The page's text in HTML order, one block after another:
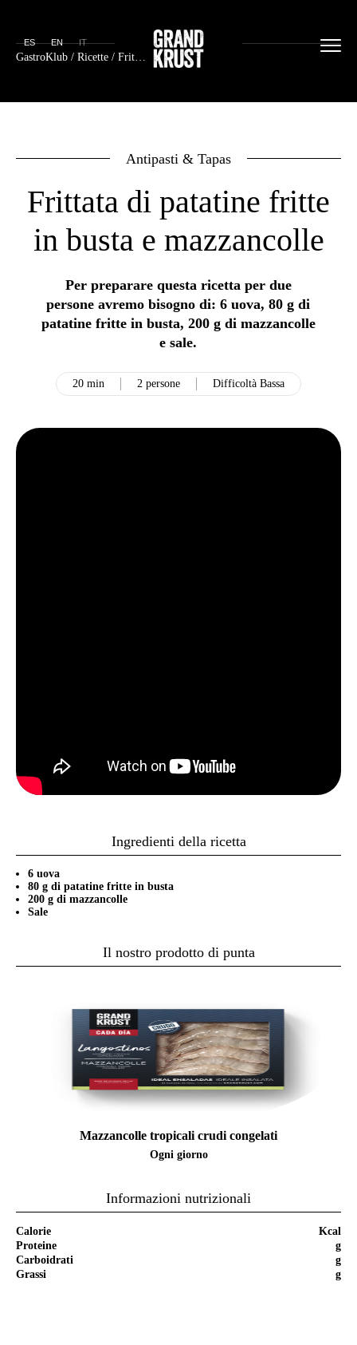
GastroKlub / Ricette / Frittata di patatine fritte in busta e mazzancolle
ES EN IT
Antipasti & Tapas
Frittata di patatine fritte
in busta e mazzancolle
Per preparare questa ricetta per due
persone avremo bisogno di: 6 uova, 80 g di
patatine fritte in busta, 200 g di mazzancolle
e sale.
20 min 2 persone Difficoltà Bassa
Ingredienti della ricetta
6 uova
80 g di patatine fritte in busta
200 g di mazzancolle
Sale
Il nostro prodotto di punta
Mazzancolle tropicali crudi congelati
Ogni giorno
Informazioni nutrizionali
Calorie
Kcal
Proteine
g
Carboidrati
g
Grassi
g